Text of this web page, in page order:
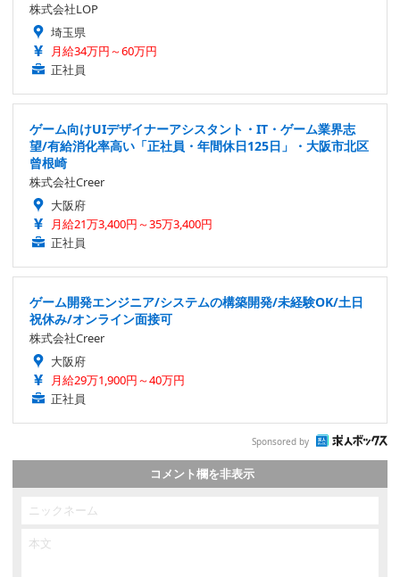
株式会社LOP
埼玉県
月給34万円～60万円
正社員
ゲーム向けUIデザイナーアシスタント・IT・ゲーム業界志
望/有給消化率高い「正社員・年間休日125日」・大阪市北区
曾根崎
株式会社Creer
大阪府
月給21万3,400円～35万3,400円
正社員
ゲーム開発エンジニア/システムの構築開発/未経験OK/土日
祝休み/オンライン面接可
株式会社Creer
大阪府
月給29万1,900円～40万円
正社員
Sponsored by
コメント欄を非表示